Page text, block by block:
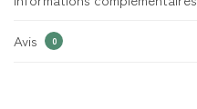
Avis 0